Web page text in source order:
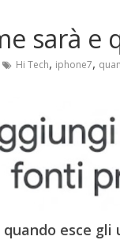
sarà
Hi Tech, iphone7,
quando esce